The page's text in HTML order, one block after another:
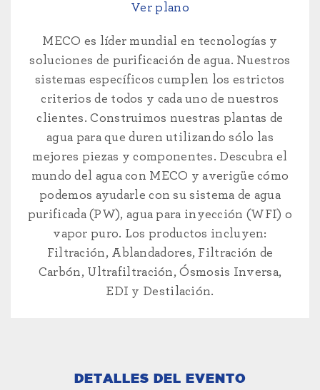
Ver plano
MECO es líder mundial en tecnologías y
soluciones de purificación de agua. Nuestros
sistemas específicos cumplen los estrictos
criterios de todos y cada uno de nuestros
clientes. Construimos nuestras plantas de
agua para que duren utilizando sólo las
mejores piezas y componentes. Descubra el
mundo del agua con MECO y averigüe cómo
podemos ayudarle con su sistema de agua
purificada (PW), agua para inyección (WFI) o
vapor puro. Los productos incluyen:
Filtración, Ablandadores, Filtración de
Carbón, Ultrafiltración, Ósmosis Inversa,
EDI y Destilación.
DETALLES DEL EVENTO